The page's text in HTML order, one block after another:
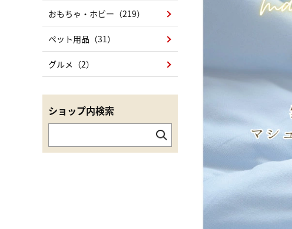
おもちゃ・ホビー（219）
ペット用品（31）
グルメ（2）
ショップ内検索